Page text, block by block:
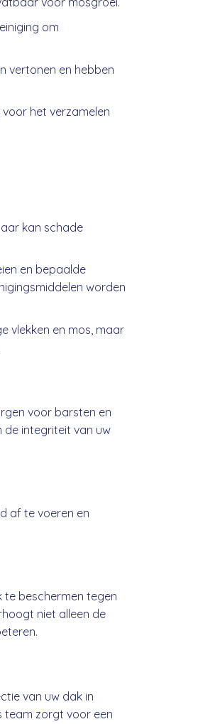
om
vertonen en hebben
het verzamelen
kan schade
en bepaalde
worden
vlekken en mos, maar
voor barsten en
de integriteit van uw
af te voeren en
beschermen tegen
niet alleen de
van uw dak in
team zorgt voor een